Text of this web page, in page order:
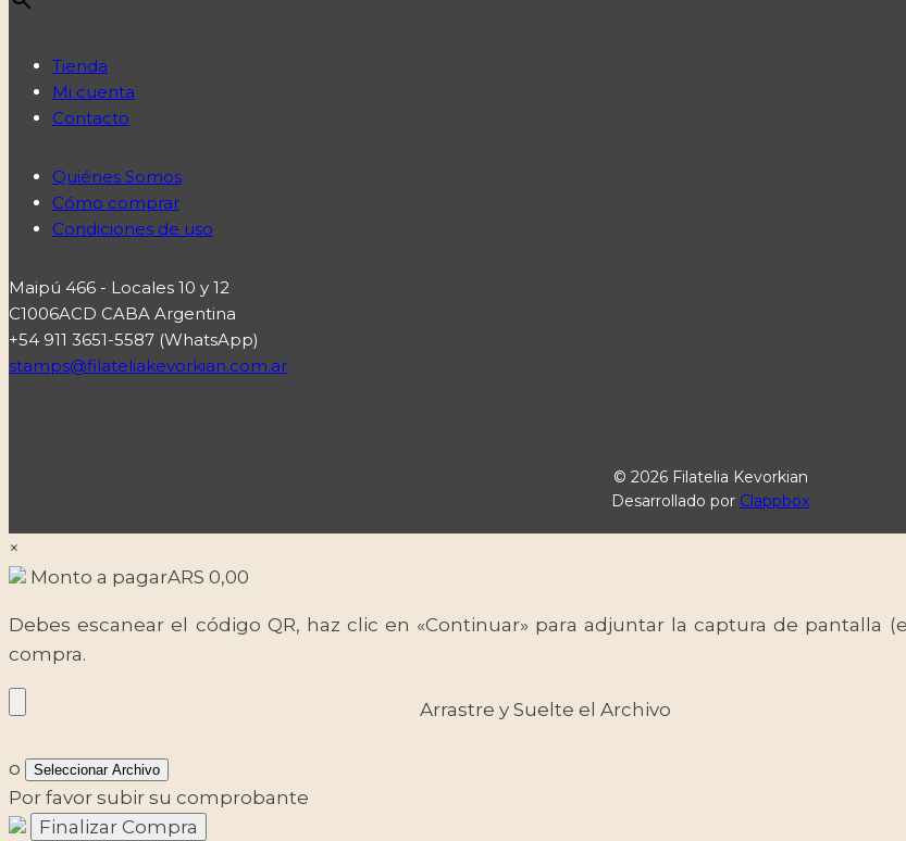
Tienda
Mi cuenta
Contacto
Quiénes Somos
Cómo comprar
Condiciones de uso
Maipú 466 - Locales 10 y 12
C1006ACD CABA Argentina
+54 911 3651-5587 (WhatsApp)
stamps@filateliakevorkian.com.ar
© 2026 Filatelia Kevorkian
Desarrollado por Clappbox
×
Monto a pagarARS 0,00
Debes escanear el código QR, haz clic en «Continuar» para adjuntar la captura de
compra.
Arrastre y Suelte el Archivo
o Seleccionar Archivo
Por favor subir su comprobante